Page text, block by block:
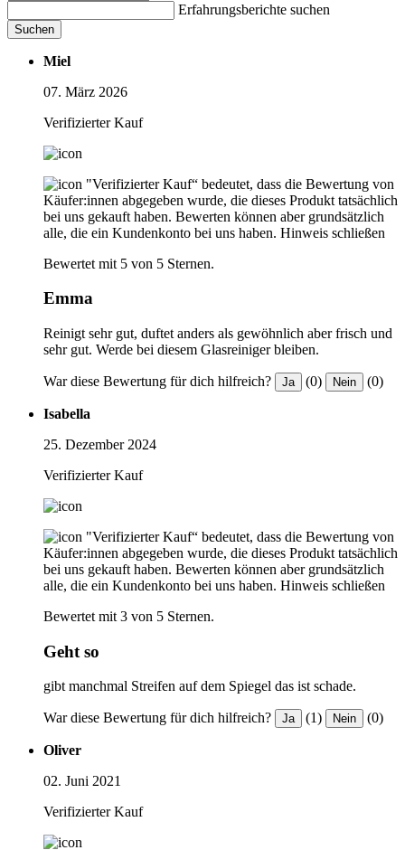
Erfahrungsberichte suchen
Suchen
Miel
07. März 2026
Verifizierter Kauf
"Verifizierter Kauf“ bedeutet, dass die Bewertung von
Käufer:innen abgegeben wurde, die dieses Produkt tatsächlich
bei uns gekauft haben. Bewerten können aber grundsätzlich
alle, die ein Kundenkonto bei uns haben. Hinweis schließen
Bewertet mit 5 von 5 Sternen.
Emma
Reinigt sehr gut, duftet anders als gewöhnlich aber frisch und
sehr gut. Werde bei diesem Glasreiniger bleiben.
War diese Bewertung für dich hilfreich? Ja (0) Nein (0)
Isabella
25. Dezember 2024
Verifizierter Kauf
"Verifizierter Kauf“ bedeutet, dass die Bewertung von
Käufer:innen abgegeben wurde, die dieses Produkt tatsächlich
bei uns gekauft haben. Bewerten können aber grundsätzlich
alle, die ein Kundenkonto bei uns haben. Hinweis schließen
Bewertet mit 3 von 5 Sternen.
Geht so
gibt manchmal Streifen auf dem Spiegel das ist schade.
War diese Bewertung für dich hilfreich? Ja (1) Nein (0)
Oliver
02. Juni 2021
Verifizierter Kauf